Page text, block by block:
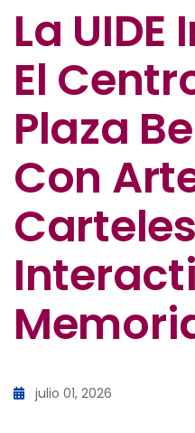
La
El
Plaza
Con
Carteles
julio 01, 2026